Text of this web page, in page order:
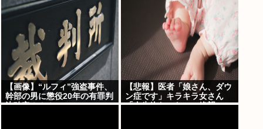
【画像】“ルフィ”強盗事件、
幹部の男に懲役20年の有罪判
決確定！！！
【悲報】医者「娘さん、ダウ
ン症です」キラキラ女さん
「人生終わった」⇒絶望